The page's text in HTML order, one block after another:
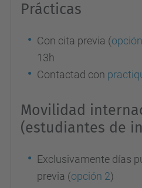
Prácticas
Con cita previa (
13h
Contactad con
Movilidad
(estudiantes de
Exclusivamente días
previa (opción 2)